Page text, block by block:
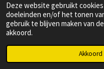
Deze website gebruikt
doeleinden en/of het tonen
gebruik te blijven maken van
akkoord.
Akkoord
a
c
e
b
o
k
n
s
t
g
a
h
a
t
A
p
© 2022 Dutch Woodie Artist
Telefoonnummer